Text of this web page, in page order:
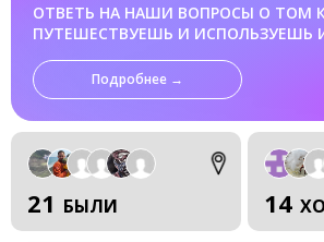
ОТВЕТЬ НА НАШИ ВОПРОСЫ О ТОМ
ПУТЕШЕСТВУЕШЬ И ИСПОЛЬЗУЕШЬ
Подробнее →
21 БЫЛИ 14